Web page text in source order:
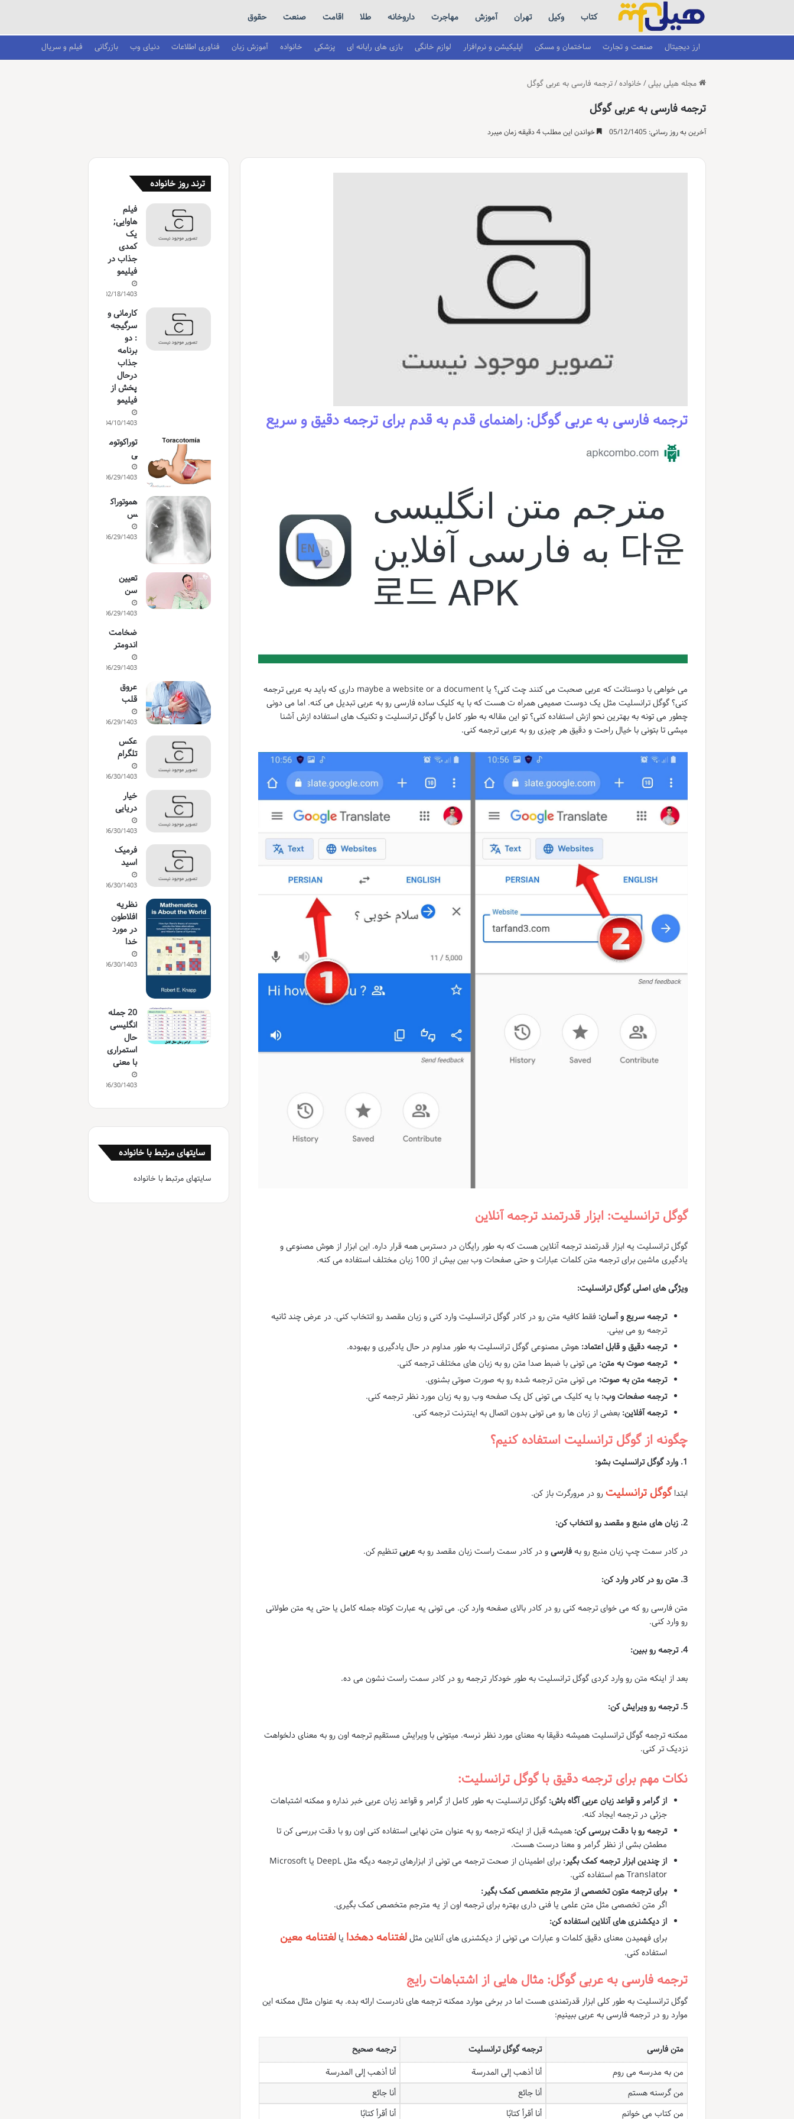
کتاب وکیل تهران آموزش مهاجرت داروخانه طلا اقامت صنعت حقوق
ارز دیجیتال صنعت و تجارت ساختمان و مسکن اپلیکیشن و نرم‌افزار لوازم خانگی بازی های رایانه ای پزشکی خانواده آموزش زبان فناوری اطلاعات دنیای وب بازرگانی فیلم و سریال
مجله هیلی بیلی/ خانواده/ترجمه فارسی به عربی گوگل
ترجمه فارسی به عربی گوگل
آخرین به روز رسانی: 05/12/1405 خواندن این مطلب 4 دقیقه زمان میبرد
ترجمه فارسی به عربی گوگل: راهنمای قدم به قدم برای ترجمه دقیق و سریع
می خواهی با دوستانت که عربی صحبت می کنند چت کنی؟ یا maybe a website or a document داری که باید به عربی ترجمه
کنی؟ گوگل ترانسلیت مثل یک دوست صمیمی همراه ت هست که با یه کلیک ساده فارسی رو به عربی تبدیل می کنه. اما می دونی
چطور می تونه به بهترین نحو ازش استفاده کنی؟ تو این مقاله به طور کامل با گوگل ترانسلیت و تکنیک های استفاده ازش آشنا
میشی تا بتونی با خیال راحت و دقیق هر چیزی رو به عربی ترجمه کنی.
گوگل ترانسلیت: ابزار قدرتمند ترجمه آنلاین
گوگل ترانسلیت یه ابزار قدرتمند ترجمه آنلاین هست که به طور رایگان در دسترس همه قرار داره. این ابزار از هوش مصنوعی و
یادگیری ماشین برای ترجمه متن کلمات عبارات و حتی صفحات وب بین بیش از 100 زبان مختلف استفاده می کنه.
ویژگی های اصلی گوگل ترانسلیت:
ترجمه سریع و آسان: فقط کافیه متن رو در کادر گوگل ترانسلیت وارد کنی و زبان مقصد رو انتخاب کنی. در عرض چند ثانیه
ترجمه رو می بینی.
ترجمه دقیق و قابل اعتماد: هوش مصنوعی گوگل ترانسلیت به طور مداوم در حال یادگیری و بهبوده.
ترجمه صوت به متن: می تونی با ضبط صدا متن رو به زبان های مختلف ترجمه کنی.
ترجمه متن به صوت: می تونی متن ترجمه شده رو به صورت صوتی بشنوی.
ترجمه صفحات وب: با یه کلیک می تونی کل یک صفحه وب رو به زبان مورد نظر ترجمه کنی.
ترجمه آفلاین: بعضی از زبان ها رو می تونی بدون اتصال به اینترنت ترجمه کنی.
چگونه از گوگل ترانسلیت استفاده کنیم؟
1. وارد گوگل ترانسلیت بشو:
ابتداگوگل ترانسلیت رو در مرورگرت باز کن.
2. زبان های منبع و مقصد رو انتخاب کن:
در کادر سمت چپ زبان منبع رو بهفارسیو در کادر سمت راست زبان مقصد رو بهعربیتنظیم کن.
3. متن رو در کادر وارد کن:
متن فارسی رو که می خوای ترجمه کنی رو در کادر بالای صفحه وارد کن. می تونی یه عبارت کوتاه جمله کامل یا حتی یه متن طولانی
رو وارد کنی.
4. ترجمه رو ببین:
بعد از اینکه متن رو وارد کردی گوگل ترانسلیت به طور خودکار ترجمه رو در کادر سمت راست نشون می ده.
5. ترجمه رو ویرایش کن:
ممکنه ترجمه گوگل ترانسلیت همیشه دقیقا به معنای مورد نظر نرسه. میتونی با ویرایش مستقیم ترجمه اون رو به معنای دلخواهت
نزدیک تر کنی.
نکات مهم برای ترجمه دقیق با گوگل ترانسلیت:
از گرامر و قواعد زبان عربی آگاه باش: گوگل ترانسلیت به طور کامل از گرامر و قواعد زبان عربی خبر نداره و ممکنه اشتباهات
جزئی در ترجمه ایجاد کنه.
ترجمه رو با دقت بررسی کن: همیشه قبل از اینکه ترجمه رو به عنوان متن نهایی استفاده کنی اون رو با دقت بررسی کن تا
مطمئن بشی از نظر گرامر و معنا درست هست.
از چندین ابزار ترجمه کمک بگیر:
برای اطمینان از صحت ترجمه می تونی از ابزارهای ترجمه دیگه مثل DeepL یا Microsoft
Translator هم استفاده کنی.
برای ترجمه متون تخصصی از مترجم متخصص کمک بگیر:
اگر متن تخصصی مثل متن علمی یا فنی داری بهتره برای ترجمه اون از یه مترجم متخصص کمک بگیری.
از دیکشنری های آنلاین استفاده کن:
برای فهمیدن معنای دقیق کلمات و عبارات می تونی از دیکشنری های آنلاین مثللغتنامه دهخدا یالغتنامه معین
استفاده کنی.
ترجمه فارسی به عربی گوگل: مثال هایی از اشتباهات رایج
گوگل ترانسلیت به طور کلی ابزار قدرتمندی هست اما در برخی موارد ممکنه ترجمه های نادرست ارائه بده. به عنوان مثال ممکنه این
موارد رو در ترجمه فارسی به عربی ببینیم:
متن فارسی ترجمه گوگل ترانسلیت
ترجمه صحیح
من به مدرسه می روم
أنا أذهب إلى المدرسة
أنا أذهب إلى المدرسة
من گرسنه هستم
أنا جائع
أنا جائع
من کتاب می خوانم
أنا أقرأ كتابًا أنا أقرأ كتابًا
ترند روز خانواده
فیلم
هاوایی;
یک
کمدی
جذاب در
فیلیمو
02/18/1403
کارمانی و
سرگیجه
: دو
برنامه
جذاب
درحال
پخش از
فیلیمو
04/10/1403
توراکوتوم
ی
06/29/1403
هموتوراک
س
06/29/1403
تعیین
سن
06/29/1403
ضخامت
اندومتر
06/29/1403
عروق
قلب
06/29/1403
عکس
تلگرام
06/30/1403
خیار
دریایی
06/30/1403
فرمیک
اسید
06/30/1403
نظریه
افلاطون
در مورد
خدا
06/30/1403
20 جمله
انگلیسی
حال
استمراری
با معنی
06/30/1403
سایتهای مرتبط با خانواده
سایتهای مرتبط با خانواده